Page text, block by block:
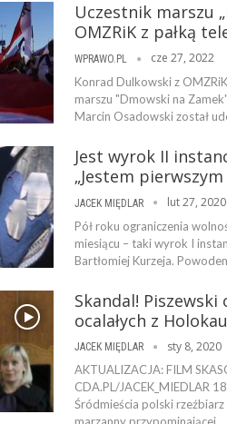
Uczestnik marszu
OMZRiK z pałką
WPRAWO.PL cze 27, 2022
Konrad Dulkowski z
marszu "Dmowski na
Marcin Osadowski został
Jest wyrok II
„Jestem
JACEK MIĘDLAR lut 27, 2020
Pół roku ograniczenia
miesiącu – taki wyrok I
Bartłomiej Kurzeja.
Skandal!
ocalałych z
JACEK MIĘDLAR sty 8, 2020
AKTUALIZACJA: FILM
CDA.PL/JACEK_MIEDLAR
Śródmieścia polski rzeźbiarz